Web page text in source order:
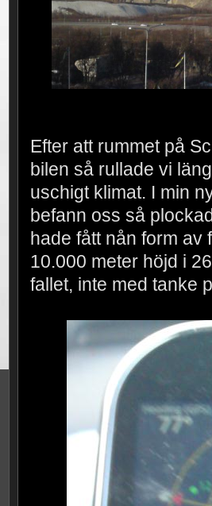
Efter att rummet på
bilen så rullade vi
uschigt klimat. I min
befann oss så
hade fått nån form av
10.000 meter höjd i
fallet, inte med tanke